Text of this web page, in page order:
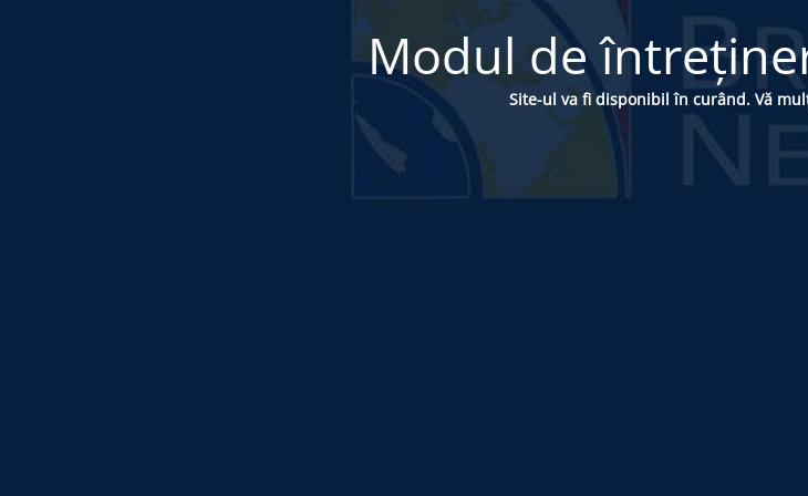
Modul de
Site-ul va fi disponibil în curând. Vă